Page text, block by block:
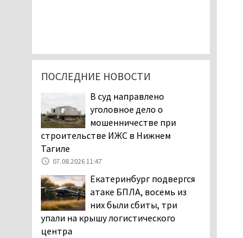
ПОСЛЕДНИЕ НОВОСТИ
В суд направлено
уголовное дело о
мошенничестве при
строительстве ИЖС в Нижнем
Тагиле
07.08.2026 11:47
Екатеринбург подвергся
атаке БПЛА, восемь из
них были сбиты, три
упали на крышу логистического
центра